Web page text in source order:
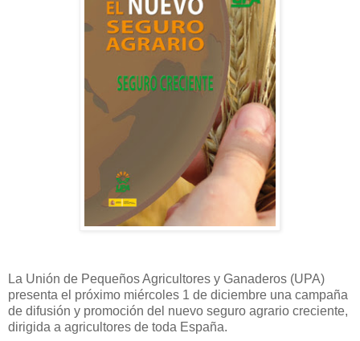
La Unión de Pequeños Agricultores y Ganaderos (UPA)
presenta el próximo miércoles 1 de diciembre una campaña
de difusión y promoción del nuevo seguro agrario creciente,
dirigida a agricultores de toda España.